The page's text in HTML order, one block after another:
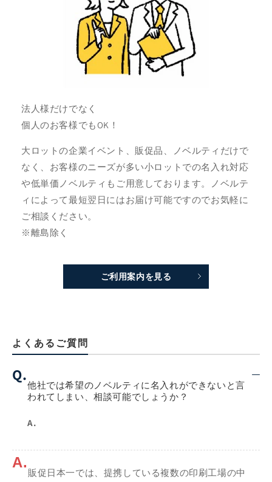
法人様だけでなく
個人のお客様でもOK！
大ロットの企業イベント、販促品、ノベルティだけで
なく、お客様のニーズが多い小ロットでの名入れ対応
や低単価ノベルティもご用意しております。ノベルテ
ィによって最短翌日にはお届け可能ですのでお気軽に
ご相談ください。
※離島除く
ご利用案内を見る
よくあるご質問
Q.
他社では希望のノベルティに名入れができないと言
われてしまい、相談可能でしょうか？
A.
A.
販促日本一では、提携している複数の印刷工場の中